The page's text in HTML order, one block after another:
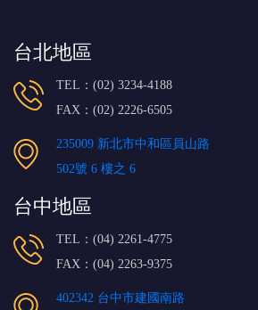
台北地區
TEL：(02) 3234-4188
FAX：(02) 2226-6505
235009 新北市中和區員山路
502號 6 樓之 6
台中地區
TEL：(04) 2261-4775
FAX：(04) 2263-9375
402342 台中市建國南路